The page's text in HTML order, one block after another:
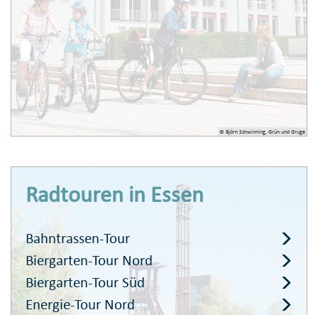
© Björn Schwinning, Grün und Gruga
Radtouren in Essen
Bahntrassen-Tour
Biergarten-Tour Nord
Biergarten-Tour Süd
Energie-Tour Nord